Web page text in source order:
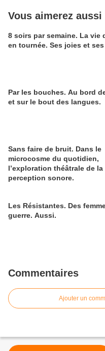
Vous aimerez aussi
8 soirs par semaine. La vie
en tournée. Ses joies et
Par les bouches. Au bord
et sur le bout des langues.
Sans faire de bruit. Dans le
microcosme du quotidien,
l’exploration théâtrale de la
perception sonore.
Les Résistantes. Des
guerre. Aussi.
Commentaires
Ajouter un